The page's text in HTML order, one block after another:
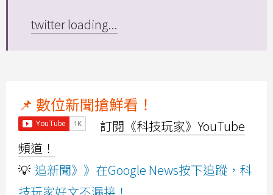
twitter loading...
📌 數位新聞搶鮮看！
訂閱《科技玩家》YouTube
頻道！
💡 追新聞》》在Google News按下追蹤，科